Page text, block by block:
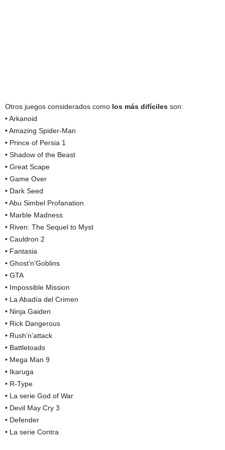
Otros juegos considerados como los más difíciles son:
• Arkanoid
• Amazing Spider-Man
• Prince of Persia 1
• Shadow of the Beast
• Great Scape
• Game Over
• Dark Seed
• Abu Simbel Profanation
• Marble Madness
• Riven: The Sequel to Myst
• Cauldron 2
• Fantasia
• Ghost’n’Goblins
• GTA
• Impossible Mission
• La Abadía del Crimen
• Ninja Gaiden
• Rick Dangerous
• Rush’n’attack
• Battletoads
• Mega Man 9
• Ikaruga
• R-Type
• La serie God of War
• Devil May Cry 3
• Defender
• La serie Contra